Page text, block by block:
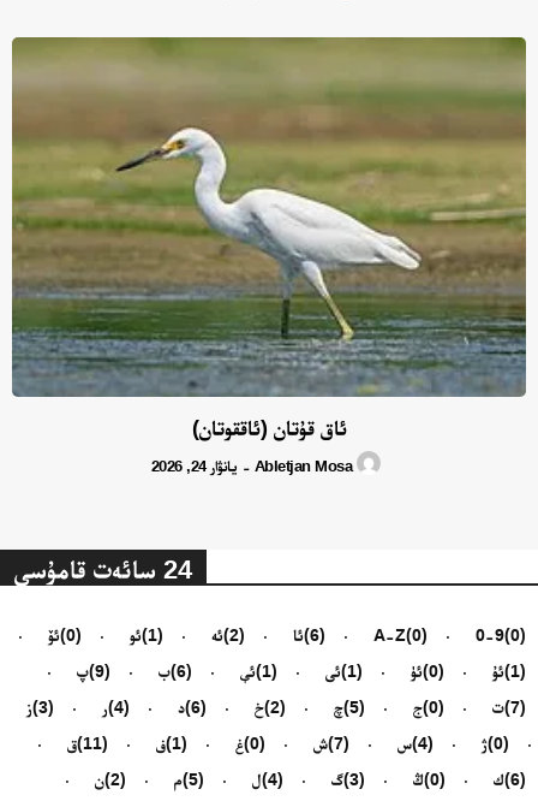
ئاق قۇتان (ئاققوتان)
Abletjan Mosa
- يانۋار 24, 2026
24 سائەت قامۇسى
0-9 (0)
A-Z (0) ئا (6) ئە (2) ئو (1) ئۆ
(0)
ئۇ
(1) ئۈ (0) ئى (1) ئې (1) ب (6) پ
(9)
ت
(7) ج (0) چ (5) خ (2) د (6) ر (4) ز
(3)
ژ
(0) س (4) ش (7) غ (0) ف (1) ق
(11)
ك
(6) ڭ (0) گ (3) ل (4) م (5) ن
(2)